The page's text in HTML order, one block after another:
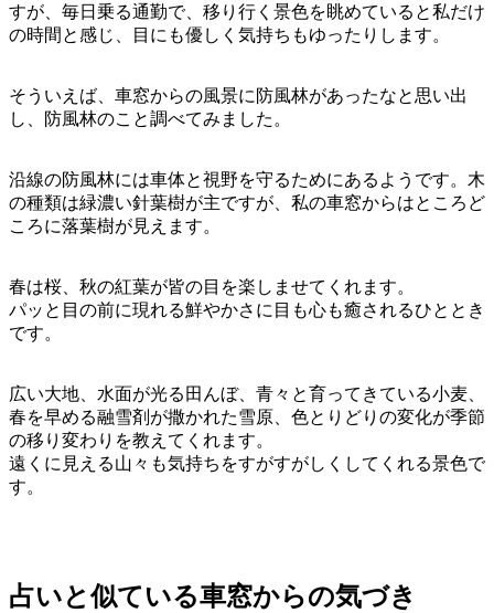
すが、毎日乗る通勤で、移り行く景色を眺めていると私だけ
の時間と感じ、目にも優しく気持ちもゆったりします。
そういえば、車窓からの風景に防風林があったなと思い出
し、防風林のこと調べてみました。
沿線の防風林には車体と視野を守るためにあるようです。木
の種類は緑濃い針葉樹が主ですが、私の車窓からはところど
ころに落葉樹が見えます。
春は桜、秋の紅葉が皆の目を楽しませてくれます。
パッと目の前に現れる鮮やかさに目も心も癒されるひととき
です。
広い大地、水面が光る田んぼ、青々と育ってきている小麦、
春を早める融雪剤が撒かれた雪原、色とりどりの変化が季節
の移り変わりを教えてくれます。
遠くに見える山々も気持ちをすがすがしくしてくれる景色で
す。
占いと似ている車窓からの気づき